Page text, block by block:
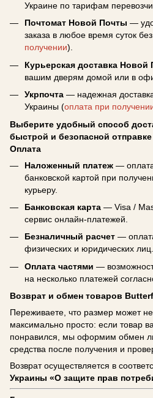
Украине по тарифам
Почтомат Новой Почты —
заказа в любое время суток
получении).
Курьерская доставка Новой
вашим дверям домой или в
Укрпочта — надежная
Украины (оплата при
Выберите удобный способ
быстрой и безопасной отправке
Оплата
Наложенный платеж —
банковской картой при
курьеру.
Банковская карта — Visa /
сервис онлайн-платежей.
Безналичный расчет —
физических и юридических лиц.
Оплата частями —
на несколько платежей
Возврат и обмен товаров
Переживаете, что размер может
максимально просто: если товар
понравился, мы оформим обмен
средства после получения и
Возврат осуществляется в
Украины «О защите прав